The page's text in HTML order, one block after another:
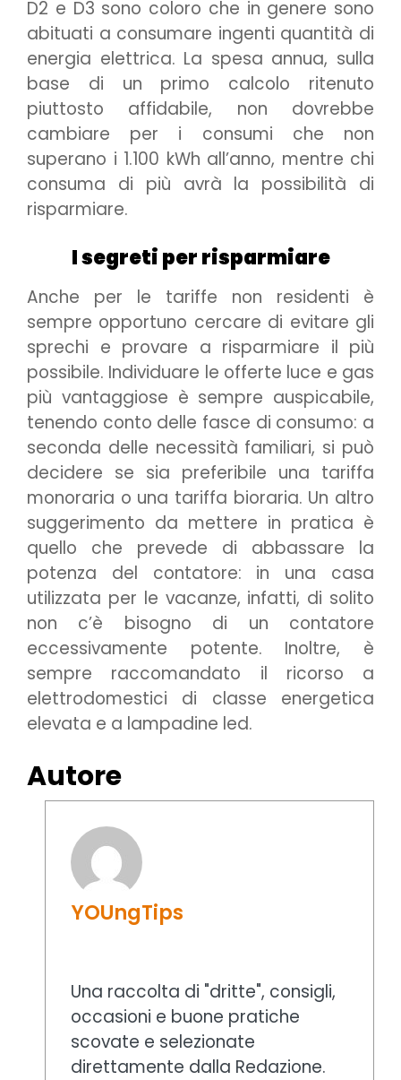
D2 e D3 sono coloro che in genere sono
abituati a consumare ingenti quantità di
energia elettrica. La spesa annua, sulla
base di un primo calcolo ritenuto
piuttosto affidabile, non dovrebbe
cambiare per i consumi che non
superano i 1.100 kWh all’anno, mentre chi
consuma di più avrà la possibilità di
risparmiare.
I segreti per risparmiare
Anche per le tariffe non residenti è
sempre opportuno cercare di evitare gli
sprechi e provare a risparmiare il più
possibile. Individuare le offerte luce e gas
più vantaggiose è sempre auspicabile,
tenendo conto delle fasce di consumo: a
seconda delle necessità familiari, si può
decidere se sia preferibile una tariffa
monoraria o una tariffa bioraria. Un altro
suggerimento da mettere in pratica è
quello che prevede di abbassare la
potenza del contatore: in una casa
utilizzata per le vacanze, infatti, di solito
non c’è bisogno di un contatore
eccessivamente potente. Inoltre, è
sempre raccomandato il ricorso a
elettrodomestici di classe energetica
elevata e a lampadine led.
Autore
YOUngTips
Una raccolta di "dritte", consigli,
occasioni e buone pratiche
scovate e selezionate
direttamente dalla Redazione.